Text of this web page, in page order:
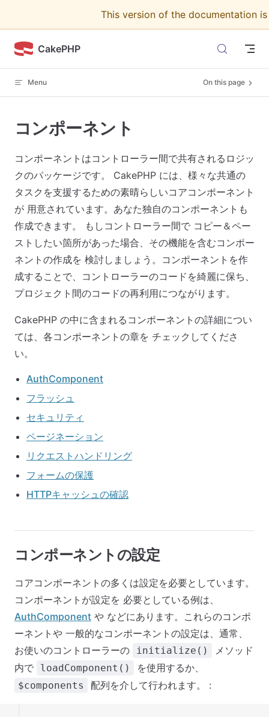
This version of the documentation
CakePHP
Menu On this page
コンポーネント
コンポーネントはコントローラー間で共有されるロジッ
クのパッケージです。 CakePHP には、様々な共通の
タスクを支援するための素晴らしいコアコンポーネント
が 用意されています。あなた独自のコンポーネントも
作成できます。 もしコントローラー間で コピー＆ペー
ストしたい箇所があった場合、その機能を含むコンポー
ネントの作成を 検討しましょう。コンポーネントを作
成することで、コントローラーのコードを綺麗に保ち、
プロジェクト間のコードの再利用につながります。
CakePHP の中に含まれるコンポーネントの詳細につい
ては、各コンポーネントの章を チェックしてくださ
い。
AuthComponent
フラッシュ
セキュリティ
ページネーション
リクエストハンドリング
フォームの保護
HTTPキャッシュの確認
コンポーネントの設定
コアコンポーネントの多くは設定を必要としています。
コンポーネントが設定を 必要としている例は、
AuthComponent や などにあります。これらのコンポ
ーネントや 一般的なコンポーネントの設定は、通常、
お使いのコントローラーの
initialize()
メソッド
内で
loadComponent() を使用するか、
$components 配列を介して行われます。 :